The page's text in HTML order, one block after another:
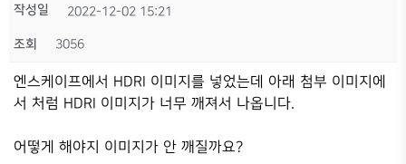
작성일 2022-12-02 15:21
조회 3056
엔스케이프에서 HDRI 이미지를 넣었는데 아래 첨부 이미지에
서 처럼 HDRI 이미지가 너무 깨져서 나옵니다.
어떻게 해야지 이미지가 안 깨질까요?